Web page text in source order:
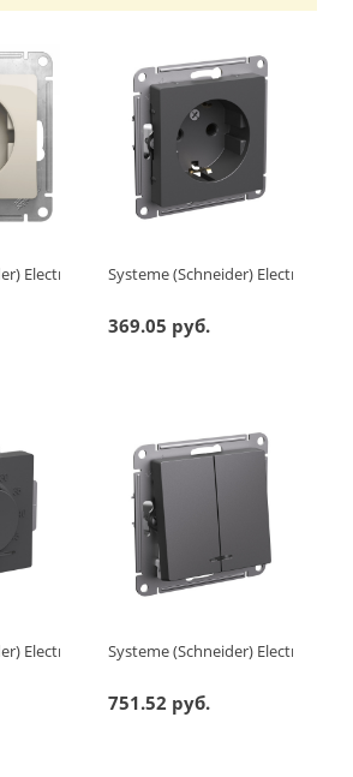
Electric GLOSSA РОЗЕТКА с
Systeme (Schneider) Electric
369.05 руб.
Electric ATLASDESIGN ТЕРМОСТАТ
Systeme (Schneider) Electric
751.52 руб.